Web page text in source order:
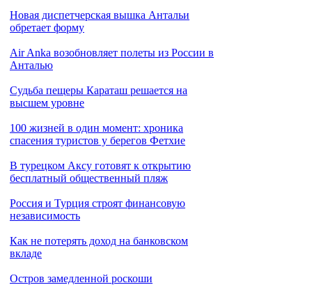
Новая диспетчерская вышка Антальи
обретает форму
Air Anka возобновляет полеты из России в
Анталью
Cудьба пещеры Караташ решается на
высшем уровне
100 жизней в один момент: хроника
спасения туристов у берегов Фетхие
В турецком Аксу готовят к открытию
бесплатный общественный пляж
Россия и Турция строят финансовую
независимость
Как не потерять доход на банковском
вкладе
Остров замедленной роскоши